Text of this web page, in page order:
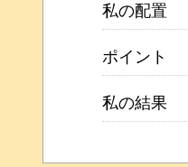
私の配置
ポイント
私の結果